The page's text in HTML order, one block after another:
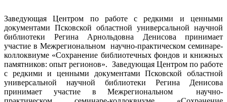
Заведующая Центром по работе с редкими и ценными
документами Псковской областной универсальной научной
библиотеки Регина Арнольдовна Денисова принимает
участие в Межрегиональном научно-практическом семинаре-
коллоквиуме «Сохранение библиотечных фондов и книжных
памятников: опыт регионов». Заведующая Центром по работе
с редкими и ценными документами Псковской областной
универсальной научной библиотеки Регина Денисова
принимает участие в Межрегиональном научно-